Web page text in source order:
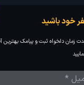
خود باشید
زمان دلخواه ثبت و پیامک بهترین